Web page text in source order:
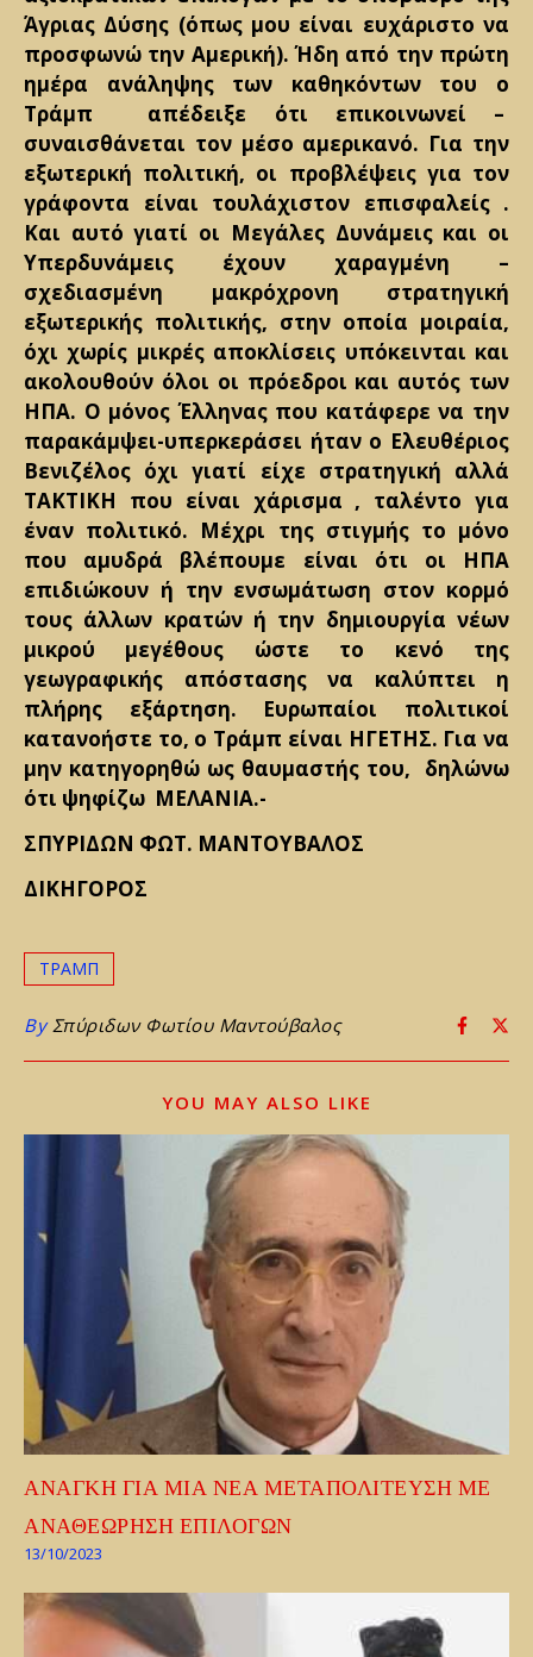
Άγριας Δύσης (όπως μου είναι ευχάριστο να
προσφωνώ την Αμερική). Ήδη από την πρώτη
ημέρα ανάληψης των καθηκόντων του ο
Τράμπ απέδειξε ότι επικοινωνεί –
συναισθάνεται τον μέσο αμερικανό. Για την
εξωτερική πολιτική, οι προβλέψεις για τον
γράφοντα είναι τουλάχιστον επισφαλείς .
Και αυτό γιατί οι Μεγάλες Δυνάμεις και οι
Υπερδυνάμεις έχουν χαραγμένη –
σχεδιασμένη μακρόχρονη στρατηγική
εξωτερικής πολιτικής, στην οποία μοιραία,
όχι χωρίς μικρές αποκλίσεις υπόκεινται και
ακολουθούν όλοι οι πρόεδροι και αυτός των
ΗΠΑ. Ο μόνος Έλληνας που κατάφερε να την
παρακάμψει-υπερκεράσει ήταν ο Ελευθέριος
Βενιζέλος όχι γιατί είχε στρατηγική αλλά
ΤΑΚΤΙΚΗ που είναι χάρισμα , ταλέντο για
έναν πολιτικό. Μέχρι της στιγμής το μόνο
που αμυδρά βλέπουμε είναι ότι οι ΗΠΑ
επιδιώκουν ή την ενσωμάτωση στον κορμό
τους άλλων κρατών ή την δημιουργία νέων
μικρού μεγέθους ώστε το κενό της
γεωγραφικής απόστασης να καλύπτει η
πλήρης εξάρτηση. Ευρωπαίοι πολιτικοί
κατανοήστε το, ο Τράμπ είναι ΗΓΕΤΗΣ. Για να
μην κατηγορηθώ ως θαυμαστής του, δηλώνω
ότι ψηφίζω ΜΕΛΑΝΙΑ.-
ΣΠΥΡΙΔΩΝ ΦΩΤ. ΜΑΝΤΟΥΒΑΛΟΣ
ΔΙΚΗΓΟΡΟΣ
ΤΡΑΜΠ
By Σπύριδων Φωτίου Μαντούβαλος
YOU MAY ALSO LIKE
ΑΝΑΓΚΗ ΓΙΑ ΜΙΑ ΝΕΑ ΜΕΤΑΠΟΛΙΤΕΥΣΗ ΜΕ
ΑΝΑΘΕΩΡΗΣΗ ΕΠΙΛΟΓΩΝ
13/10/2023